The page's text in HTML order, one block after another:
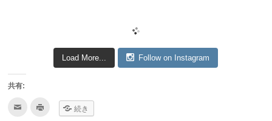
Load More... Follow on Instagram
共有:
続き